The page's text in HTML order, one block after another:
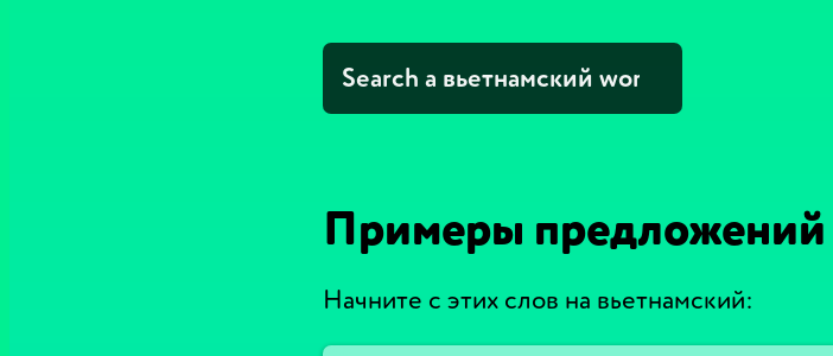
Примеры предложений
Начните с этих слов на вьетнамский: